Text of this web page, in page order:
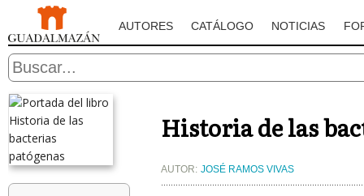
AUTORES CATÁLOGO NOTICIAS
Historia de las
AUTOR: JOSÉ RAMOS VIVAS